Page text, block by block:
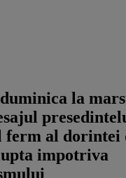
la
ferm al dorintei
impotriva